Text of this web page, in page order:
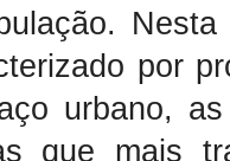
por
urbano,
que mais